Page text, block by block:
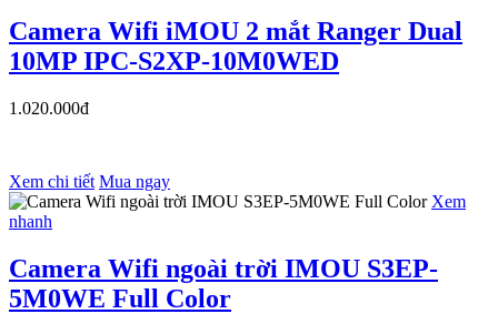
Camera Wifi iMOU 2 mắt Ranger Dual
10MP IPC-S2XP-10M0WED
1.020.000đ
Xem chi tiết Mua ngay
Xem
nhanh
Camera Wifi ngoài trời IMOU S3EP-
5M0WE Full Color